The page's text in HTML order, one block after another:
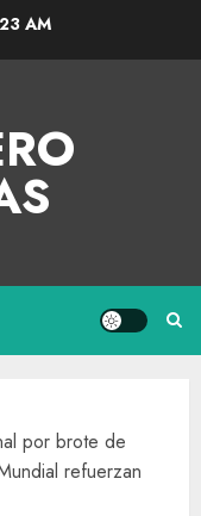
AM
por brote de
refuerzan